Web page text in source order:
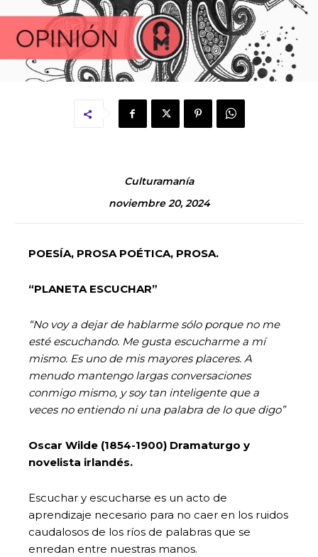
Culturamanía
noviembre 20, 2024
POESÍA, PROSA POÉTICA, PROSA.
“PLANETA ESCUCHAR”
“No voy a dejar de hablarme sólo porque no me
esté escuchando. Me gusta escucharme a mí
mismo. Es uno de mis mayores placeres. A
menudo mantengo largas conversaciones
conmigo mismo, y soy tan inteligente que a
veces no entiendo ni una palabra de lo que digo”
Oscar Wilde (1854-1900) Dramaturgo y
novelista irlandés.
Escuchar y escucharse es un acto de
aprendizaje necesario para no caer en los ruidos
caudalosos de los ríos de palabras que se
enredan entre nuestras manos.